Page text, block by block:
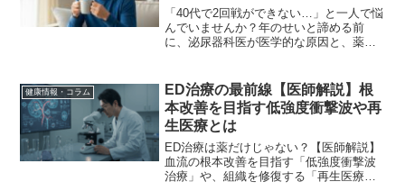
「40代で2回戦ができない…」と一人で悩
んでいませんか？年のせいと諦める前
に、泌尿器科医が医学的な原因と、薬に
自信を取り戻す第一歩を応援します。
健康情報・コラム
ED治療の最前線【医師解説】根
本改善を目指す低強度衝撃波や再
生医療とは
ED治療は薬だけじゃない？【医師解説】
血流の根本改善を目指す「低強度衝撃波
治療」や、組織を修復する「再生医療」